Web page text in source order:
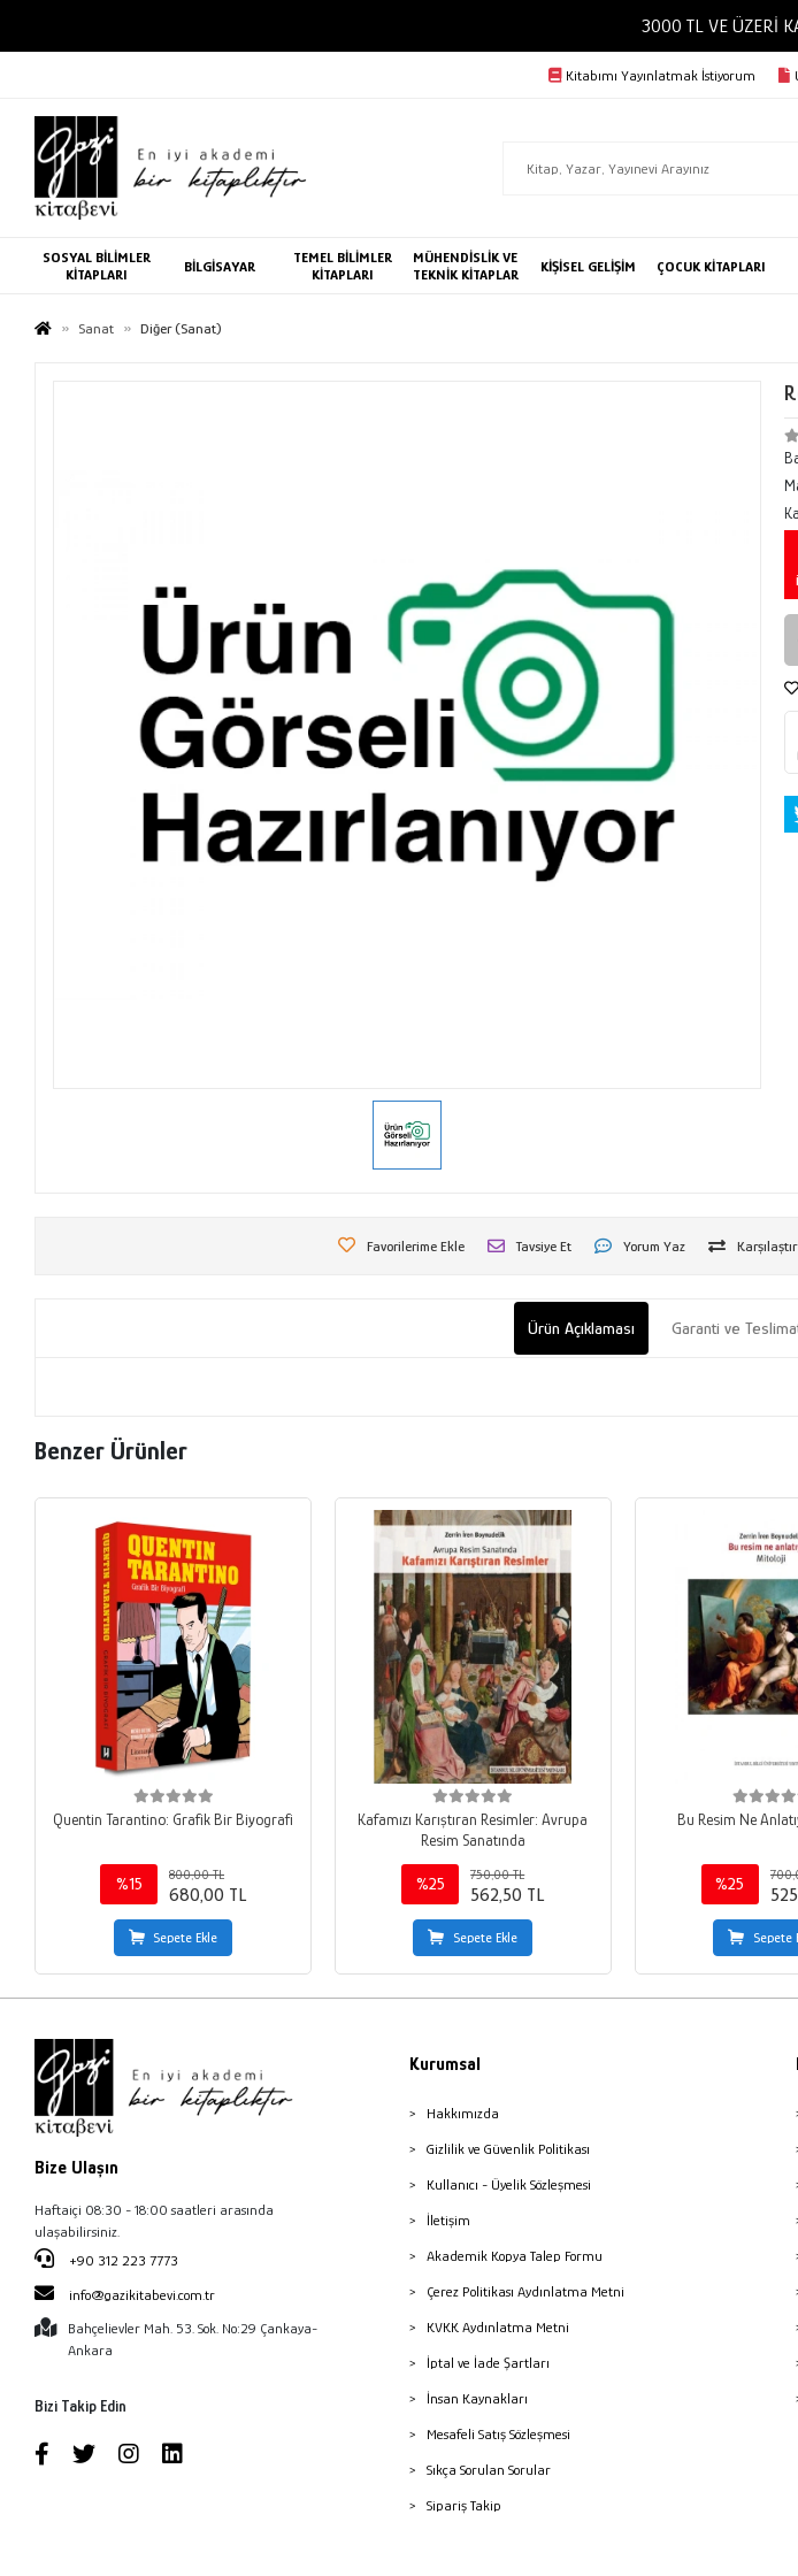
Kitabımı Yayınlatmak İstiyorum
SOSYAL BİLİMLER
KİTAPLARI
BİLGİSAYAR
TEMEL BİLİMLER
KİTAPLARI
MÜHENDİSLİK VE
TEKNİK KİTAPLAR
KİŞİSEL GELİŞİM ÇOCUK KİTAPLARI
Sanat Diğer (Sanat)
Favorilerime Ekle Tavsiye Et Yorum Yaz Karşılaştır
Ürün Açıklaması Garanti ve
Benzer Ürünler
Quentin Tarantino: Grafik Bir Biyografi
%15
800,00 TL
680,00 TL
Sepete Ekle
Kafamızı Karıştıran Resimler: Avrupa
Resim Sanatında
%25
750,00 TL
562,50 TL
Sepete Ekle
Bu Resim Ne
%25
Sepete
Bize Ulaşın
Haftaiçi 08:30 - 18:00 saatleri arasında
ulaşabilirsiniz.
+90 312 223 7773
info@gazikitabevi.com.tr
Bahçelievler Mah. 53. Sok. No:29 Çankaya-
Ankara
Bizi Takip Edin
Kurumsal
Hakkımızda
Gizlilik ve Güvenlik Politikası
Kullanıcı - Üyelik Sözleşmesi
İletişim
Akademik Kopya Talep Formu
Çerez Politikası Aydınlatma Metni
KVKK Aydınlatma Metni
İptal ve İade Şartları
İnsan Kaynakları
Mesafeli Satış Sözleşmesi
Sıkça Sorulan Sorular
Sipariş Takip